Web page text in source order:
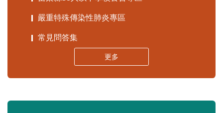
嚴重特殊傳染性肺炎專區
常見問答集
更多